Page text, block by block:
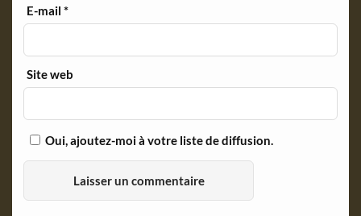
E-mail*
Site web
Oui, ajoutez-moi à votre liste de diffusion.